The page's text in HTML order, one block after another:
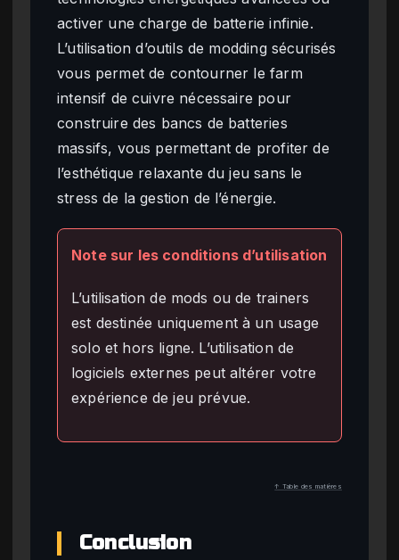
activer une charge de batterie infinie.
L’utilisation d’outils de modding sécurisés
vous permet de contourner le farm
intensif de cuivre nécessaire pour
construire des bancs de batteries
massifs, vous permettant de profiter de
l’esthétique relaxante du jeu sans le
stress de la gestion de l’énergie.
Note sur les conditions d’utilisation
L’utilisation de mods ou de trainers
est destinée uniquement à un usage
solo et hors ligne. L’utilisation de
logiciels externes peut altérer votre
expérience de jeu prévue.
↑ Table des matières
Conclusion